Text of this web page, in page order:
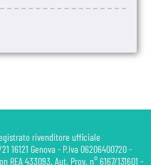
rivenditore ufficiale
Genova - P.Iva 06206400720 -
433093. Aut. Prov. n° 6167/131601 -